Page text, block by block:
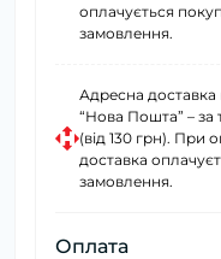
оплачується
замовлення.
Адресна доставка
“Нова Пошта” – за
(від 130 грн). При
доставка
замовлення.
Оплата